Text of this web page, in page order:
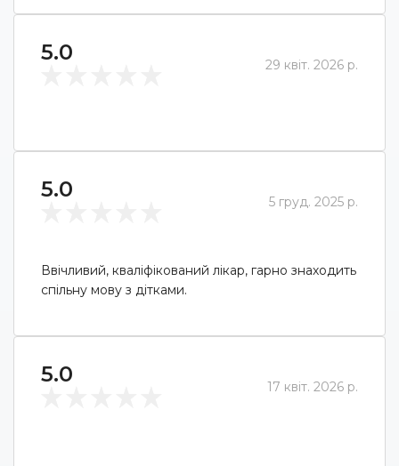
5.0 29 квіт. 2026 р.
5.0 5 груд. 2025 р.
Ввічливий, кваліфікований лікар, гарно знаходить
спільну мову з дітками.
5.0 17 квіт. 2026 р.